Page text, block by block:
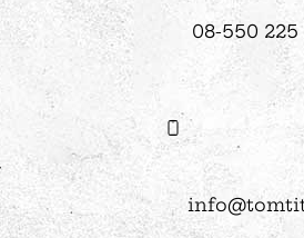
08-550 225